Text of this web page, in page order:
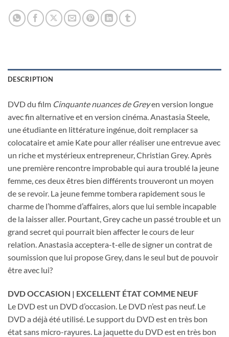
DESCRIPTION
DVD du film Cinquante nuances de Greyen version longue
avec fin alternative et en version cinéma. Anastasia Steele,
une étudiante en littérature ingénue, doit remplacer sa
colocataire et amie Kate pour aller réaliser une entrevue avec
un riche et mystérieux entrepreneur, Christian Grey. Après
une première rencontre improbable qui aura troublé la jeune
femme, ces deux êtres bien différents trouveront un moyen
de se revoir. La jeune femme tombera rapidement sous le
charme de l’homme d’affaires, alors que lui semble incapable
de la laisser aller. Pourtant, Grey cache un passé trouble et un
grand secret qui pourrait bien affecter le cours de leur
relation. Anastasia acceptera-t-elle de signer un contrat de
soumission que lui propose Grey, dans le seul but de pouvoir
être avec lui?
DVD OCCASION | EXCELLENT ÉTAT COMME NEUF
Le DVD est un DVD d’occasion. Le DVD n’est pas neuf. Le
DVD a déjà été utilisé. Le support du DVD est en très bon
état sans micro-rayures. La jaquette du DVD est en très bon